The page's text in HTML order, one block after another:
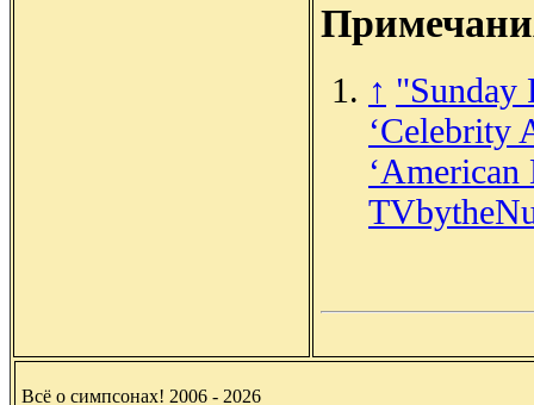
↑ "Sunday
‘Celebrity
Всё о симпсонах! 2006 - 2026